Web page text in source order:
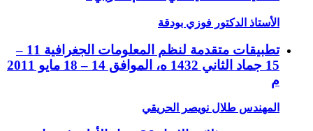
الأستاذ الدكتور فوزي بودقة
تطبيقات متقدمة لنظم المعلومات الجغرافية 11 –
15 جماد الثاني 1432 ه، الموافق 14 – 18 مايو 2011
م
المهندس طلال نويصر الحريقي